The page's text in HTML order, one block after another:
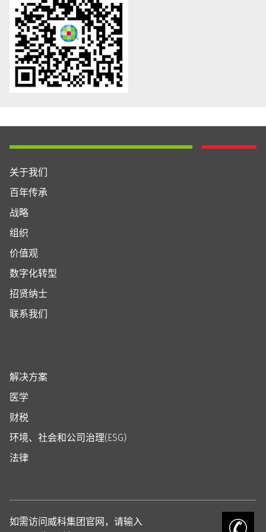
关于我们
百年传承
战略
组织
价值观
数字化转型
招贤纳士
联系我们
解决方案
医学
财税
环境、社会和公司治理(ESG)
法律
如需访问威科集团官网，请输入